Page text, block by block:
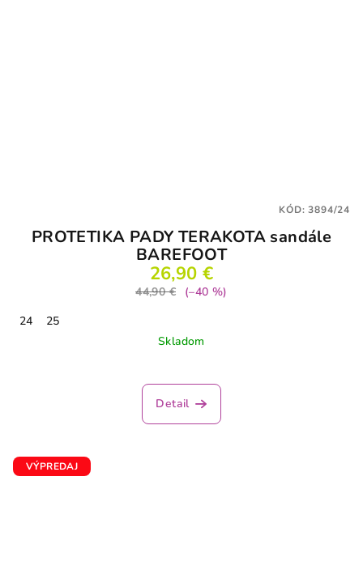
PROTETIKA PADY TERAKOTA sandále
BAREFOOT
26,90 €
44,90 €
(–40 %)
24
25
Skladom
hodnotenie
produktu
Detail
KÓD:3894/24
VÝPREDAJ